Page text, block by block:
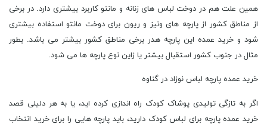
همین علت هم در دوخت لباس های زنانه و مانتو کاربرد بیشتری دارد. در برخی
از مناطق کشور از پارچه های ونیز و ریون برای دوخت مانتو استفاده بیشتری
شود و خرید عمده این پارچه هدر برخی مناطق کشور بیشتر می باشد. بطور
مثال در جنوب کشور استقبال بیشتر یا زاین نوع پارچه ها می شود.
خرید عمده پارچه لباس نوزاد در گناوه
اگر به تازگی تولیدی پوشاک کودک راه اندازی کرده اید، یا به هر دلیلی قصد
خرید عمده پارچه برای لباس کودک دارید، باید پارچه هایی را برای خرید انتخاب